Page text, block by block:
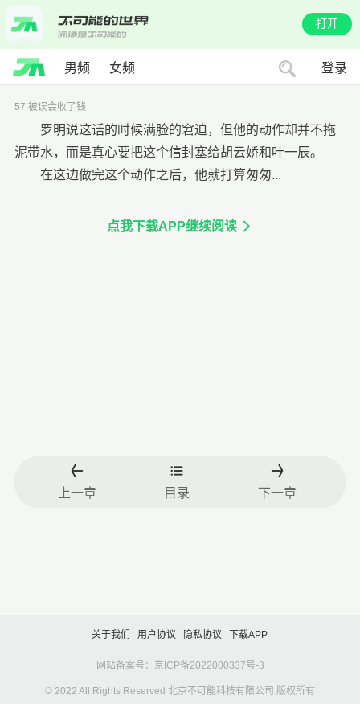
打开
男频 女频 登录
57.被误会收了钱
罗明说这话的时候满脸的窘迫，但他的动作却并不拖
泥带水，而是真心要把这个信封塞给胡云娇和叶一辰。
在这边做完这个动作之后，他就打算匆匆...
点我下载APP继续阅读
上一章 目录 下一章
关于我们 用户协议 隐私协议 下载APP
网站备案号：京ICP备2022000337号-3
© 2022 All Rights Reserved 北京不可能科技有限公司 版权所有